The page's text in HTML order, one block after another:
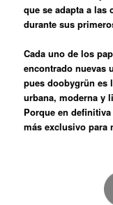
que se adapta a las
durante sus
Cada uno de los
encontrado nuevas
pues doobygrün es
urbana, moderna y
Porque en
más exclusivo para